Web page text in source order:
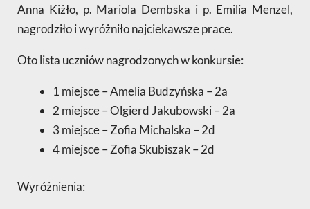
Anna Kiżło, p. Mariola Dembska i p. Emilia Menzel,
nagrodziło i wyróżniło najciekawsze prace.
Oto lista uczniów nagrodzonych w konkursie:
1 miejsce – Amelia Budzyńska – 2a
2 miejsce – Olgierd Jakubowski – 2a
3 miejsce – Zofia Michalska – 2d
4 miejsce – Zofia Skubiszak – 2d
Wyróżnienia: